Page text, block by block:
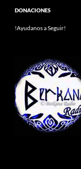
DONACIONES
!Ayudanos a Seguir!